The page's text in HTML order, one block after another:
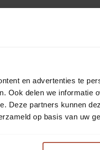
en advertenties te
Ook delen we informatie
Deze partners kunnen
op basis van uw